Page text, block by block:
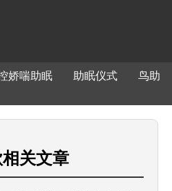
娇喘助眠 助眠仪式
鸟助
相关文章